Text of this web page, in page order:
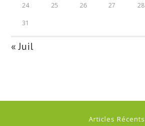
24 25 26 27 28
31
« Juil
Articles Récents